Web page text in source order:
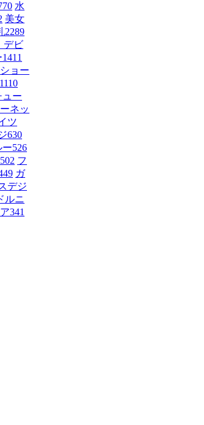
水
美女
2289
デビ
1411
ショー
1110
ュー
ネッ
ツ
630
ー526
502 フ
ガ
デジ
ルニ
341